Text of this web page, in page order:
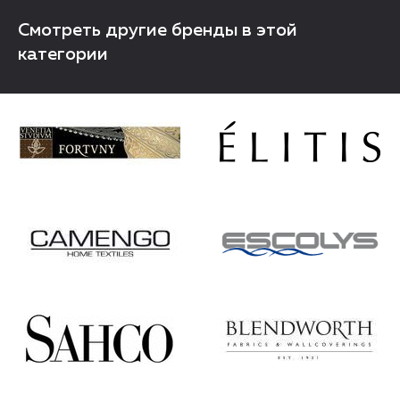
Смотреть другие бренды в этой
категории